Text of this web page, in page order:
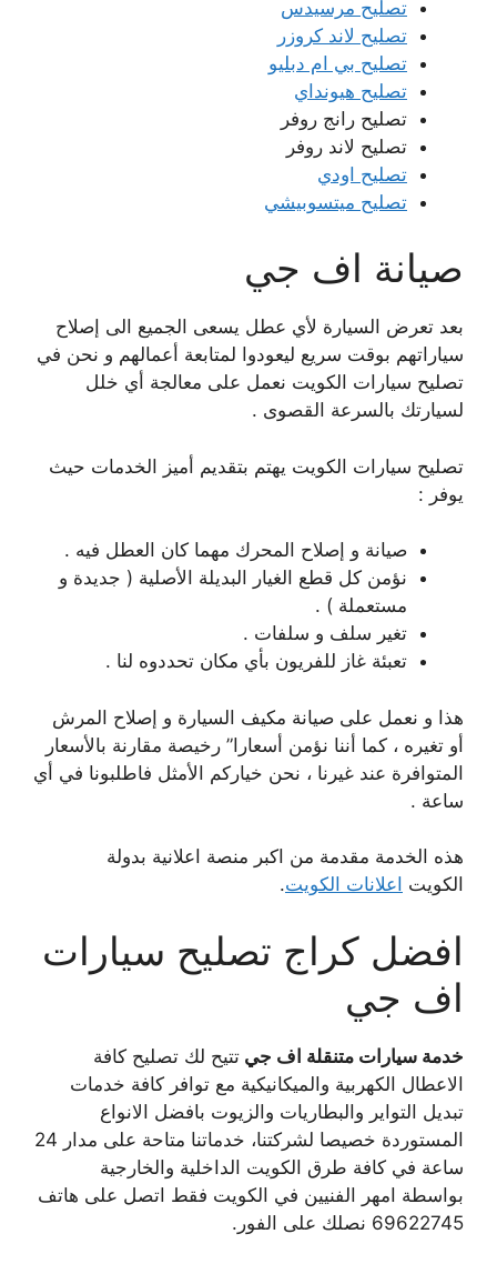
تصليح مرسيدس
تصليح لاند كروزر
تصليح بي ام دبليو
تصليح هيونداي
تصليح رانج روفر
تصليح لاند روفر
تصليح اودي
تصليح ميتسوبيشي
صيانة اف جي
بعد تعرض السيارة لأي عطل يسعى الجميع الى إصلاح
سياراتهم بوقت سريع ليعودوا لمتابعة أعمالهم و نحن في
تصليح سيارات الكويت نعمل على معالجة أي خلل
لسيارتك بالسرعة القصوى .
تصليح سيارات الكويت يهتم بتقديم أميز الخدمات حيث
يوفر :
صيانة و إصلاح المحرك مهما كان العطل فيه .
نؤمن كل قطع الغيار البديلة الأصلية ( جديدة و
مستعملة ) .
تغير سلف و سلفات .
تعبئة غاز للفريون بأي مكان تحددوه لنا .
هذا و نعمل على صيانة مكيف السيارة و إصلاح المرش
أو تغيره ، كما أننا نؤمن أسعارا” رخيصة مقارنة بالأسعار
المتوافرة عند غيرنا ، نحن خياركم الأمثل فاطلبونا في أي
ساعة .
هذه الخدمة مقدمة من اكبر منصة اعلانية بدولة
الكويت اعلانات الكويت.
افضل كراج تصليح سيارات
اف جي
خدمة سيارات متنقلة اف جي تتيح لك تصليح كافة
الاعطال الكهربية والميكانيكية مع توافر كافة خدمات
تبديل التواير والبطاريات والزيوت بافضل الانواع
المستوردة خصيصا لشركتنا، خدماتنا متاحة على مدار 24
ساعة في كافة طرق الكويت الداخلية والخارجية
بواسطة امهر الفنيين في الكويت فقط اتصل على هاتف
69622745 نصلك على الفور.